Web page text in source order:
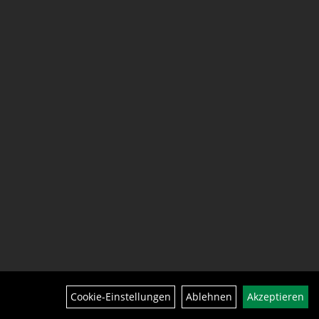
Cookie-Einstellungen Ablehnen Akzeptieren